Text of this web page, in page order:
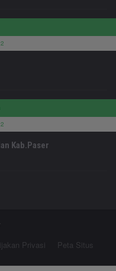
Kab.Paser
Privasi Peta Situs